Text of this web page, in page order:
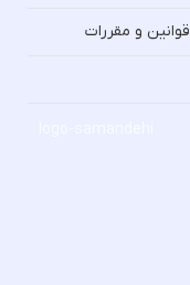
قوانین و مقررات